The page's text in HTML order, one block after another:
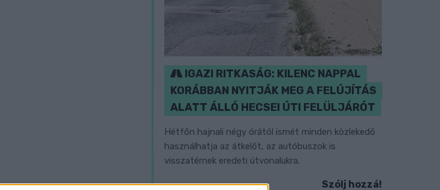
IGAZI RITKASÁG: KILENC NAPPAL
KORÁBBAN NYITJÁK MEG A FELÚJÍTÁS
ALATT ÁLLÓ HECSEI ÚTI FELÜLJÁRÓT
Hétfőn hajnali négy órától ismét minden közlekedő
használhatja az átkelőt, az autóbuszok is
visszatérnek eredeti útvonalukra.
Szólj hozzá!